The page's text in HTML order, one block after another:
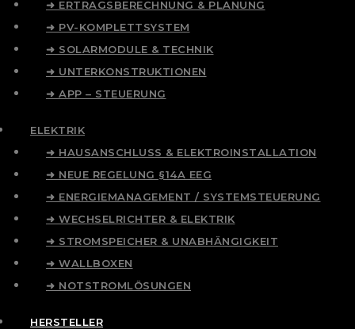
➜ ERTRAGSBERECHNUNG & PLANUNG
➜ PV-KOMPLETTSYSTEM
➜ SOLARMODULE & TECHNIK
➜ UNTERKONSTRUKTIONEN
➜ APP – STEUERUNG
ELEKTRIK
➜ HAUSANSCHLUSS & ELEKTROINSTALLATION
➜ NEUE REGELUNG §14A EEG
➜ ENERGIEMANAGEMENT / SYSTEMSTEUERUNG
➜ WECHSELRICHTER & ELEKTRIK
➜ STROMSPEICHER & UNABHÄNGIGKEIT
➜ WALLBOXEN
➜ NOTSTROMLÖSUNGEN
HERSTELLER